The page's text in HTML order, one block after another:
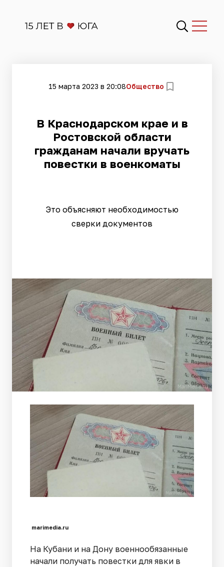
15 марта 2023 в 20:08Общество
В Краснодарском крае и в
Ростовской области
гражданам начали вручать
повестки в военкоматы
Это объясняют необходимостью
сверки документов
marimedia.ru
На Кубани и на Дону военнообязанные
начали получать повестки для явки в